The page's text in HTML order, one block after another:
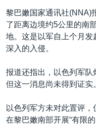
黎巴嫩国家通讯社(NNA)
了距离边境约5公里的南
地。这是以军自上个月
深入的入侵。
报道还指出，以色列军队
但这一消息尚未得到证实
以色列军方未对此置评
在黎巴嫩南部开展“有限的